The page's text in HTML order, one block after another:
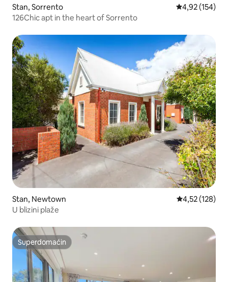
Stan, Sorrento Prosečna
4,92 (154)
126Chic apt in the heart of Sorrento
Stan, Newtown Prosečna
4,52 (128)
U blizini plaže
Superdomaćin
Superdomaćin